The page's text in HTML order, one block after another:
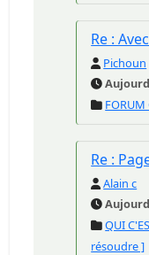
Re :
Pichoun
FORUM
Re :
Alain c
QUI
résoudre ]